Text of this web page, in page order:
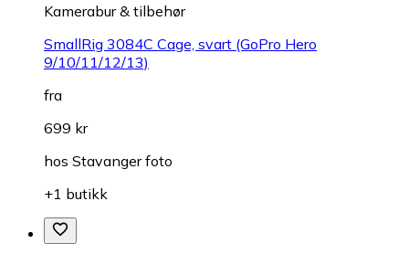
Kamerabur & tilbehør
SmallRig 3084C Cage, svart (GoPro Hero
9/10/11/12/13)
fra
699 kr
hos Stavanger foto
+1 butikk